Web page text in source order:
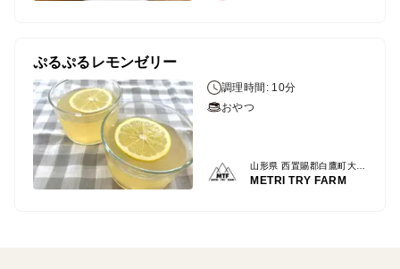
ぷるぷるレモンゼリー
調理時間: 10分
おやつ
METRI TRY FARM